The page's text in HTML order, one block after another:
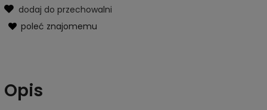
dodaj do przechowalni
poleć znajomemu
Opis